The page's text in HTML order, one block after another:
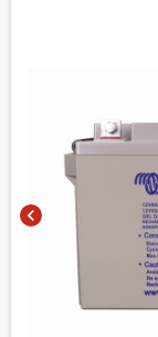
chevron_left